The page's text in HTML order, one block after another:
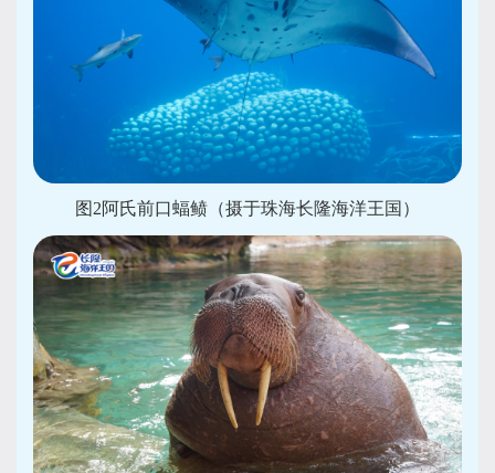
图2阿氏前口蝠鲼（摄于珠海长隆海洋王国）